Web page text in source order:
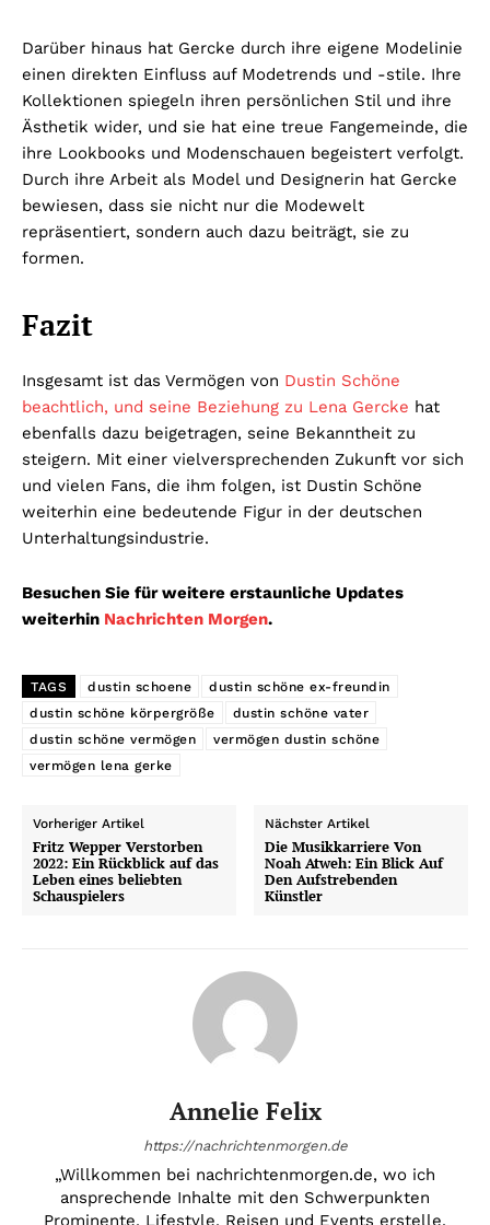
Darüber hinaus hat Gercke durch ihre eigene Modelinie
einen direkten Einfluss auf Modetrends und -stile. Ihre
Kollektionen spiegeln ihren persönlichen Stil und ihre
Ästhetik wider, und sie hat eine treue Fangemeinde, die
ihre Lookbooks und Modenschauen begeistert verfolgt.
Durch ihre Arbeit als Model und Designerin hat Gercke
bewiesen, dass sie nicht nur die Modewelt
repräsentiert, sondern auch dazu beiträgt, sie zu
formen.
Fazit
Insgesamt ist das Vermögen von Dustin Schöne
beachtlich, und seine Beziehung zu Lena Gercke hat
ebenfalls dazu beigetragen, seine Bekanntheit zu
steigern. Mit einer vielversprechenden Zukunft vor sich
und vielen Fans, die ihm folgen, ist Dustin Schöne
weiterhin eine bedeutende Figur in der deutschen
Unterhaltungsindustrie.
Besuchen Sie für weitere erstaunliche Updates
weiterhin Nachrichten Morgen.
TAGS dustin schoene
dustin schöne ex-freundin
dustin schöne körpergröße
dustin schöne vater
dustin schöne vermögen
vermögen dustin schöne
vermögen lena gerke
Vorheriger Artikel
Fritz Wepper Verstorben
2022: Ein Rückblick auf das
Leben eines beliebten
Schauspielers
Nächster Artikel
Die Musikkarriere Von
Noah Atweh: Ein Blick Auf
Den Aufstrebenden
Künstler
Annelie Felix
https://nachrichtenmorgen.de
„Willkommen bei nachrichtenmorgen.de, wo ich
ansprechende Inhalte mit den Schwerpunkten
Prominente, Lifestyle, Reisen und Events erstelle.